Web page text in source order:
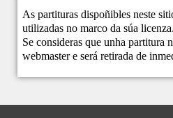
As partituras dispoñibles neste
utilizadas no marco da súa
Se consideras que unha partitura
webmastere será retirada de